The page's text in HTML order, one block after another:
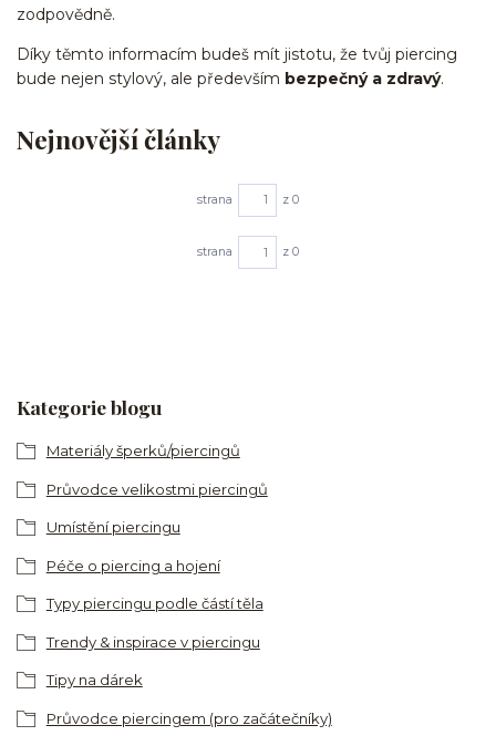
Kategorie blogu
Materiály šperků/piercingů
Průvodce velikostmi piercingů
Umístění piercingu
Péče o piercing a hojení
Typy piercingu podle částí těla
Trendy & inspirace v piercingu
Tipy na dárek
Průvodce piercingem (pro začátečníky)
zodpovědně.
Díky těmto informacím budeš mít jistotu, že tvůj piercing
bude nejen stylový, ale především bezpečný a zdravý.
Nejnovější články
strana z 0
strana z 0